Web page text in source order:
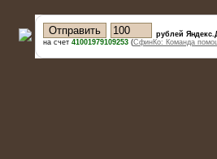
рублей
на счет 41001979109253 (СфинКо: Команда